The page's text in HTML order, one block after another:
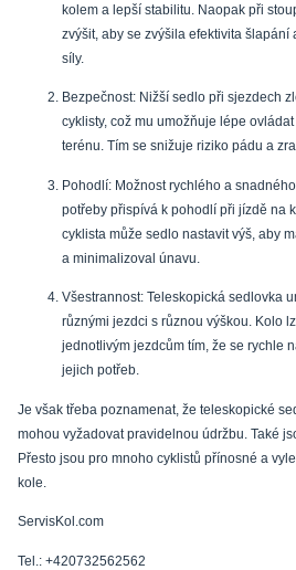
kolem a lepší stabilitu. Naopak při
zvýšit, aby se zvýšila efektivita
síly.
Bezpečnost: Nižší sedlo při sjezdech
cyklisty, což mu umožňuje lépe
terénu. Tím se snižuje riziko pádu a
Pohodlí: Možnost rychlého a
potřeby přispívá k pohodlí při jízdě na
cyklista může sedlo nastavit výš, aby
a minimalizoval únavu.
Všestrannost: Teleskopická sedlovka
různými jezdci s různou výškou. Kolo
jednotlivým jezdcům tím, že se rychle
jejich potřeb.
Je však třeba poznamenat, že teleskopické
mohou vyžadovat pravidelnou údržbu. Také
Přesto jsou pro mnoho cyklistů přínosné a
kole.
ServisKol.com
Tel.: +420732562562